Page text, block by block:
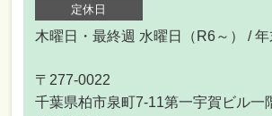
定休日
木曜日・最終週 水曜日（R6～） /
〒277-0022
千葉県柏市泉町7-11第一宇賀ビル